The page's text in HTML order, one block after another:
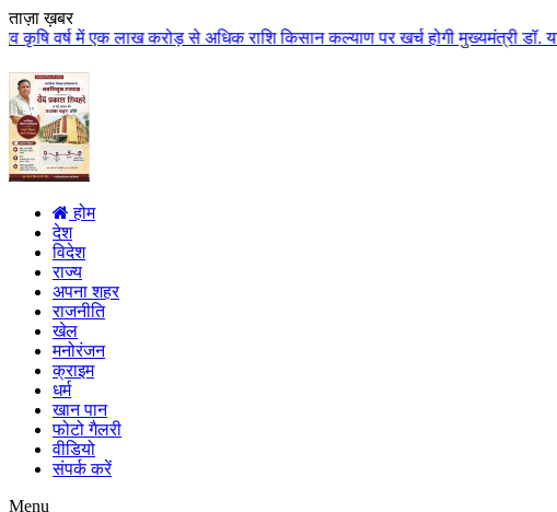
ताज़ा ख़बर
करोड़ से अधिक राशि किसान कल्याण पर खर्च होगी मुख्यमंत्री डॉ. यादव के मुख्य
होम
देश
विदेश
राज्य
अपना शहर
राजनीति
खेल
मनोरंजन
क्राइम
धर्म
खान पान
फोटो गैलरी
वीडियो
संपर्क करें
Menu